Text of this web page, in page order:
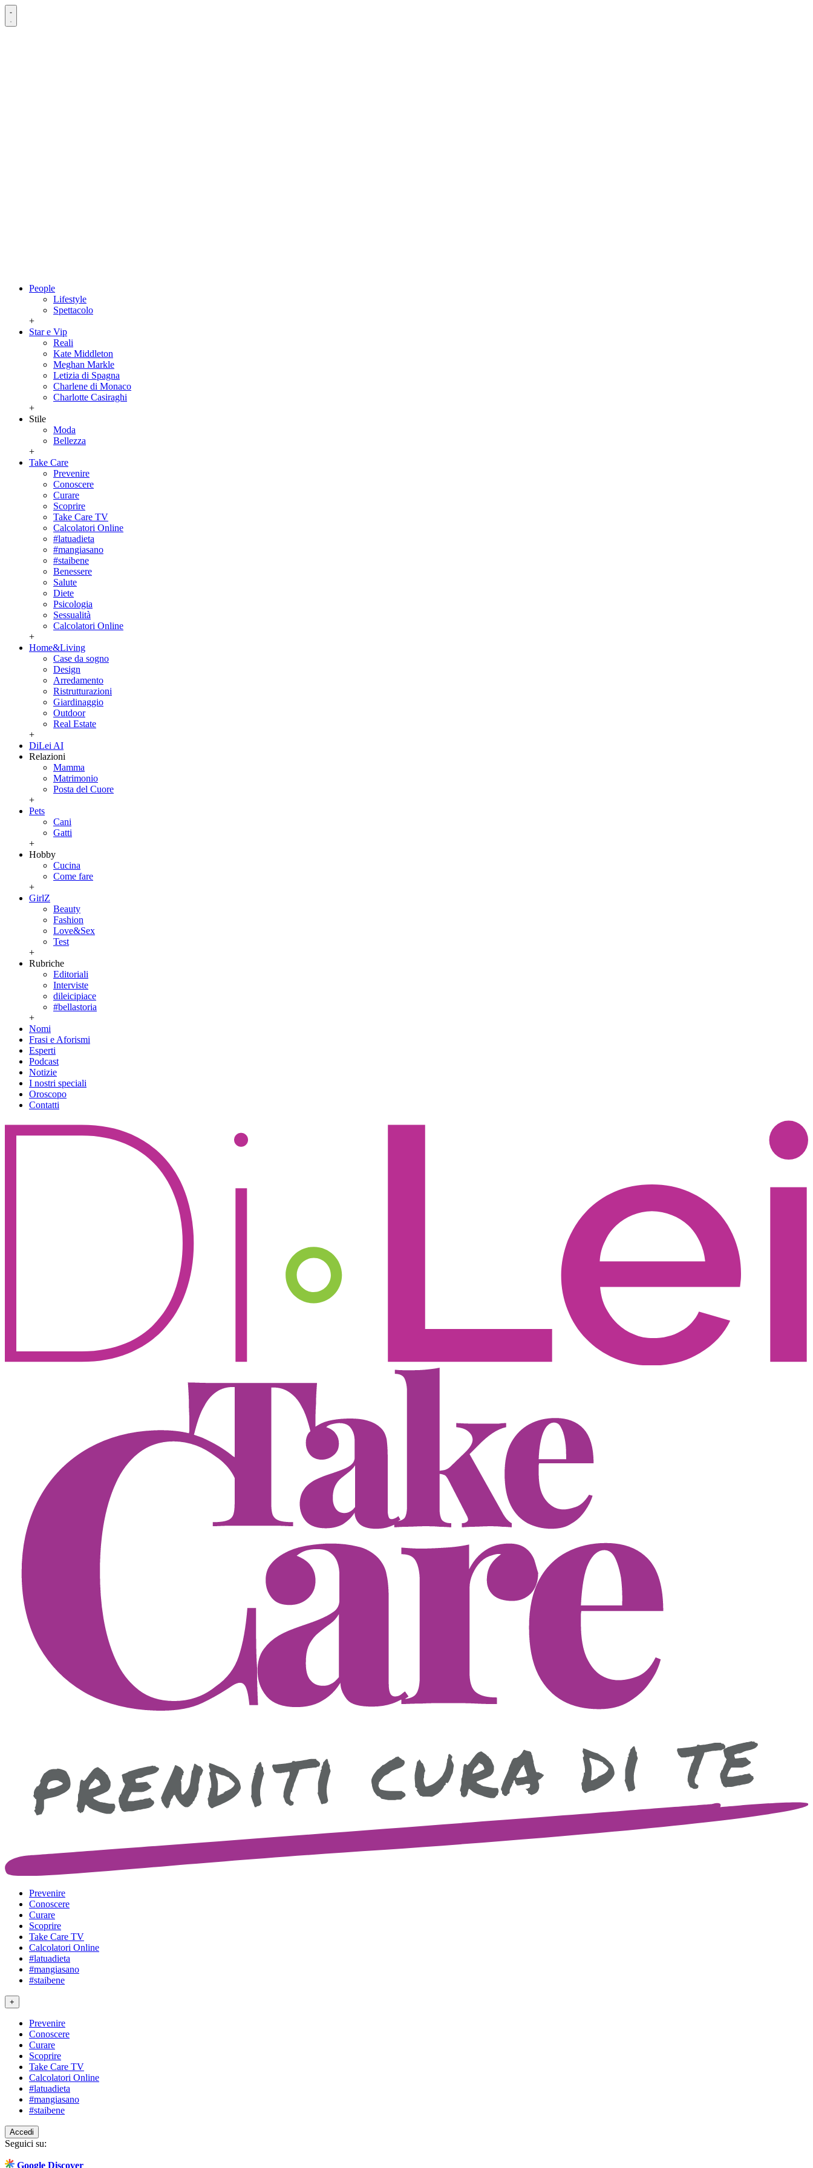
People
Lifestyle
Spettacolo
+
Star e Vip
Reali
Kate Middleton
Meghan Markle
Letizia di Spagna
Charlene di Monaco
Charlotte Casiraghi
+
Stile
Moda
Bellezza
+
Take Care
Prevenire
Conoscere
Curare
Scoprire
Take Care TV
Calcolatori Online
#latuadieta
#mangiasano
#staibene
Benessere
Salute
Diete
Psicologia
Sessualità
Calcolatori Online
+
Home&Living
Case da sogno
Design
Arredamento
Ristrutturazioni
Giardinaggio
Outdoor
Real Estate
+
DiLei AI
Relazioni
Mamma
Matrimonio
Posta del Cuore
+
Pets
Cani
Gatti
+
Hobby
Cucina
Come fare
+
GirlZ
Beauty
Fashion
Love&Sex
Test
+
Rubriche
Editoriali
Interviste
dileicipiace
#bellastoria
+
Nomi
Frasi e Aforismi
Esperti
Podcast
Notizie
I nostri speciali
Oroscopo
Contatti
Prevenire
Conoscere
Curare
Scoprire
Take Care TV
Calcolatori Online
#latuadieta
#mangiasano
#staibene
+
Prevenire
Conoscere
Curare
Scoprire
Take Care TV
Calcolatori Online
#latuadieta
#mangiasano
#staibene
Accedi
Seguici su:
Google Discover